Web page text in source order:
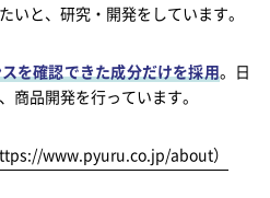
いと、研究・開発をしています。
を確認できた成分だけを採用。日
商品開発を行っています。
www.pyuru.co.jp/about）